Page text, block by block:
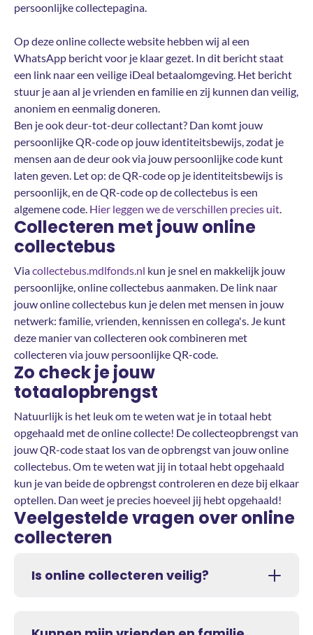
persoonlijke collectepagina.
Op deze online collecte website hebben wij al een
WhatsApp bericht voor je klaar gezet. In dit bericht staat
een link naar een veilige iDeal betaalomgeving. Het bericht
stuur je aan al je vrienden en familie en zij kunnen dan veilig,
anoniem en eenmalig doneren.
Ben je ook deur-tot-deur collectant? Dan komt jouw
persoonlijke QR-code op jouw identiteitsbewijs, zodat je
mensen aan de deur ook via jouw persoonlijke code kunt
laten geven. Let op: de QR-code op je identiteitsbewijs is
persoonlijk, en de QR-code op de collectebus is een
algemene code. Hier leggen we de verschillen precies uit.
Collecteren met jouw online
collectebus
Viacollectebus.mdlfonds.nl kun je snel en makkelijk jouw
persoonlijke, online collectebus aanmaken. De link naar
jouw online collectebus kun je delen met mensen in jouw
netwerk: familie, vrienden, kennissen en collega's. Je kunt
deze manier van collecteren ook combineren met
collecteren via jouw persoonlijke QR-code.
Zo check je jouw
totaalopbrengst
Natuurlijk is het leuk om te weten wat je in totaal hebt
opgehaald met de online collecte! De collecteopbrengst van
jouw QR-code staat los van de opbrengst van jouw online
collectebus. Om te weten wat jij in totaal hebt opgehaald
kun je van beide de opbrengst controleren en deze bij elkaar
optellen. Dan weet je precies hoeveel jij hebt opgehaald!
Veelgestelde vragen over online
collecteren
Is online collecteren veilig?